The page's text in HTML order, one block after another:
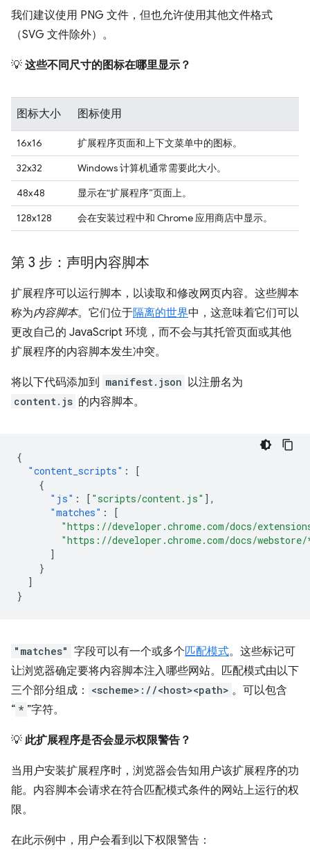
我们建议使用 PNG 文件，但也允许使用其他文件格式
（SVG 文件除外）。
💡 这些不同尺寸的图标在哪里显示？
图标大小 图标使用
16x16
扩展程序页面和上下文菜单中的图标。
32x32
Windows 计算机通常需要此大小。
48x48
显示在“扩展程序”页面上。
128x128
会在安装过程中和 Chrome 应用商店中显示。
第 3 步：声明内容脚本
扩展程序可以运行脚本，以读取和修改网页内容。这些脚本
称为内容脚本。它们位于隔离的世界中，这意味着它们可以
更改自己的 JavaScript 环境，而不会与其托管页面或其他
扩展程序的内容脚本发生冲突。
将以下代码添加到 manifest.json 以注册名为
content.js 的内容脚本。
{
"content_scripts" :
[
{
"js" : [ "scripts/content.js" ],
"matches" :
[
"https://developer.chrome.com/docs/
"https://developer.chrome.com/docs/
]
}
]
}
"matches" 字段可以有一个或多个匹配模式。这些标记可
让浏览器确定要将内容脚本注入哪些网站。匹配模式由以下
三个部分组成：
<scheme>://<host><path> 。可以包含
“ * ”字符。
💡 此扩展程序是否会显示权限警告？
当用户安装扩展程序时，浏览器会告知用户该扩展程序的功
能。内容脚本会请求在符合匹配模式条件的网站上运行的权
限。
在此示例中，用户会看到以下权限警告：